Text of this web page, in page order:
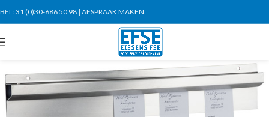
BEL:31 (0)30-686 50 98 | AFSPRAAK MAKEN